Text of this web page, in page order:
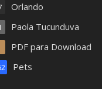
Orlando
Paola Tucunduva
PDF para Download
Pets